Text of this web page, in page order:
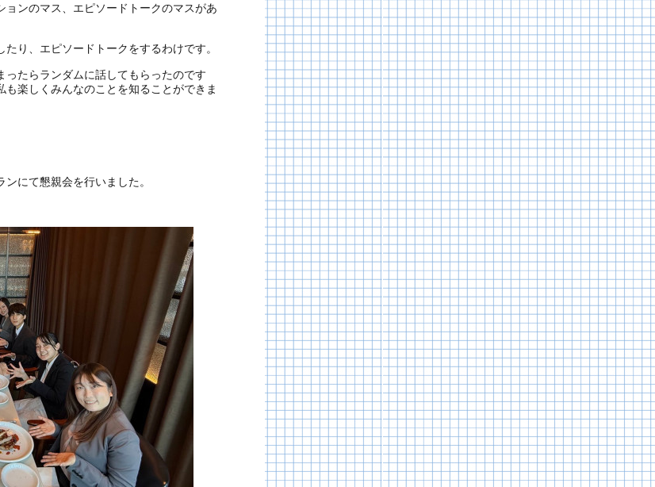
ンのマス、エピソードトークのマスがあ
り、エピソードトークをするわけです。
たらランダムに話してもらったのです
楽しくみんなのことを知ることができま
にて懇親会を行いました。